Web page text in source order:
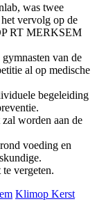
was twee
vervolg op de
RT MERKSEM
van de
al op medische
begeleiding
zal worden aan de
voeding en
vergeten.
Klimop Kerst